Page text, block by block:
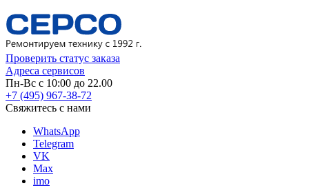
Проверить статус заказа
Адреса сервисов
Пн-Вс с 10:00 до 22.00
+7 (495) 967-38-72
Свяжитесь с нами
WhatsApp
Telegram
VK
Max
imo